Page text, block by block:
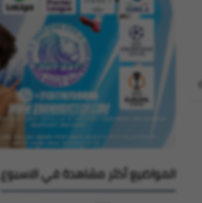
المواضيع أكثر مشاهدة في الاسبوع